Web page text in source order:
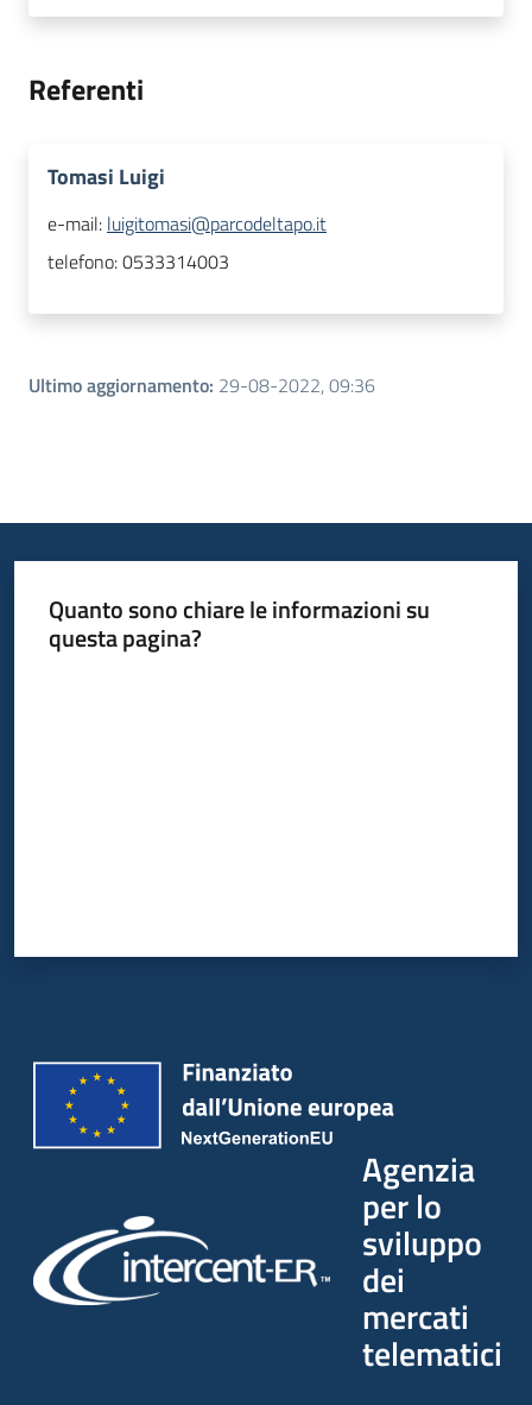
Referenti
Tomasi Luigi
e-mail: luigitomasi@parcodeltapo.it
telefono:0533314003
Ultimo aggiornamento: 29-08-2022, 09:36
Quanto sono chiare le informazioni su
questa pagina?
Agenzia
per lo
sviluppo
dei
mercati
telematici